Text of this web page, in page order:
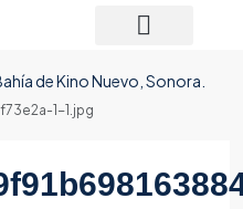
de Kino Nuevo, Sonora.
1-1.jpg